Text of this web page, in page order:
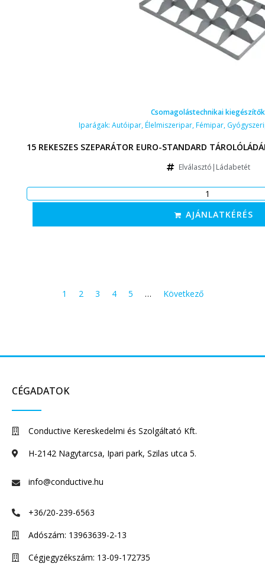
Csomagolástechnikai kiegészítők
Iparágak: Autóipar,Élelmiszeripar,Fémipar,
15 REKESZES SZEPARÁTOR EURO-STANDARD
Elválasztó|Ládabetét
AJÁNLATKÉRÉS
1 2 3 4 5 … Következő
CÉGADATOK
Conductive Kereskedelmi és Szolgáltató Kft.
H-2142 Nagytarcsa, Ipari park, Szilas utca 5.
info@conductive.hu
+36/20-239-6563
Adószám: 13963639-2-13
Cégjegyzékszám: 13-09-172735